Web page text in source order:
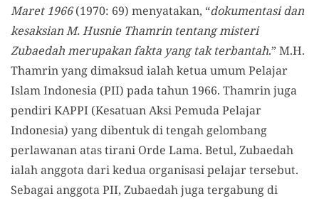
Maret 1966(1970: 69) menyatakan, “dokumentasi dan
kesaksian M. Husnie Thamrin tentang misteri
Zubaedah merupakan fakta yang tak terbantah.” M.H.
Thamrin yang dimaksud ialah ketua umum Pelajar
Islam Indonesia (PII) pada tahun 1966. Thamrin juga
pendiri KAPPI (Kesatuan Aksi Pemuda Pelajar
Indonesia) yang dibentuk di tengah gelombang
perlawanan atas tirani Orde Lama. Betul, Zubaedah
ialah anggota dari kedua organisasi pelajar tersebut.
Sebagai anggota PII, Zubaedah juga tergabung di